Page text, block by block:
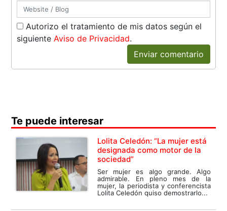
Autorizo el tratamiento de mis datos según el
siguiente Aviso de Privacidad.
Enviar comentario
Te puede interesar
Lolita Celedón: “La mujer está
designada como motor de la
sociedad”
Ser mujer es algo grande. Algo
admirable. En pleno mes de la
mujer, la periodista y conferencista
Lolita Celedón quiso demostrarlo...